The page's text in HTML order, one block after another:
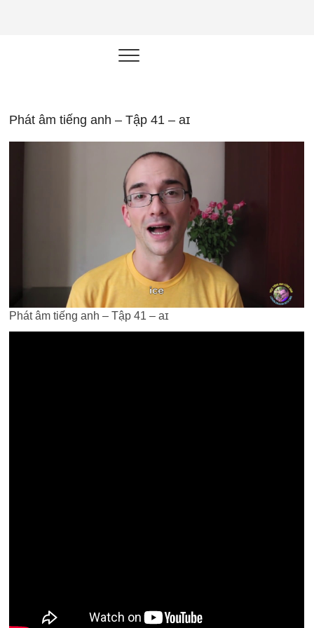
năng lực cá
nhân trong
thời đại AI
Phát âm tiếng anh – Tập 41 – aɪ
Phát âm tiếng anh – Tập 41 – aɪ